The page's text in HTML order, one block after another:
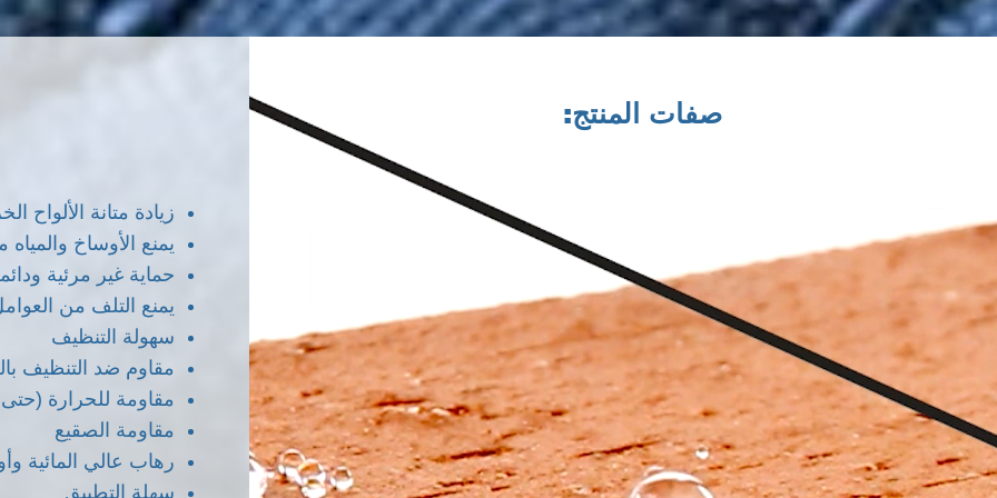
زيادة متانة الألواح
يمنع الأوساخ
حماية غير مرئية
يمنع التلف من
سهولة التنظيف
مقاوم ضد التنظيف
مقاومة للحرارة (حتى 450 درجة
مقاومة الصقيع
رهاب عالي المائية
سهلة التطبيق
صفات المنتج: